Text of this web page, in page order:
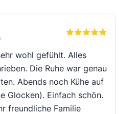
wohl gefühlt. Alles
Die Ruhe war genau
Abends noch Kühe auf
Glocken). Einfach schön.
freundliche Familie